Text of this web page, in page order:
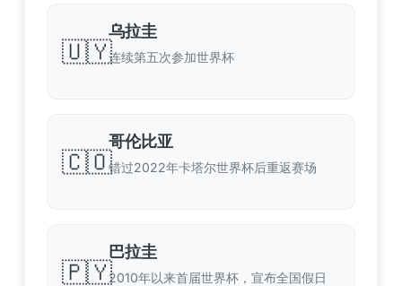
🇺🇾
乌拉圭
连续第五次参加世界杯
🇨🇴
哥伦比亚
错过2022年卡塔尔世界杯后重返赛场
🇵🇾
巴拉圭
2010年以来首届世界杯，宣布全国假日